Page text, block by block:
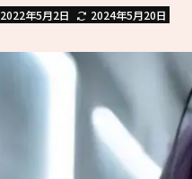
2022年5月2日 2024年5月20日